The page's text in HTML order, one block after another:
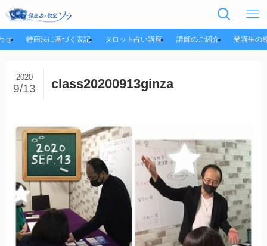
せ 特商法に基づく表記 タロット占い講座 講師のご紹介 受講生の
class20200913ginza
2020
9/13